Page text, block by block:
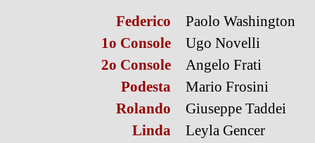
Federico
Paolo Washington
1o Console
Ugo Novelli
2o Console
Angelo Frati
Podesta
Mario Frosini
Rolando
Giuseppe Taddei
Linda
Leyla Gencer